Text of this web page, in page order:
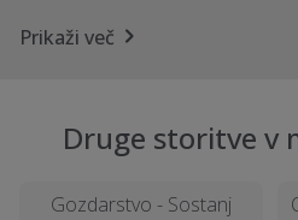
Prikaži več
Druge storitve v
Gozdarstvo - Sostanj